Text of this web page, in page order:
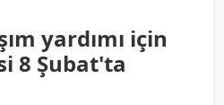
yardımı için
8 Şubat'ta